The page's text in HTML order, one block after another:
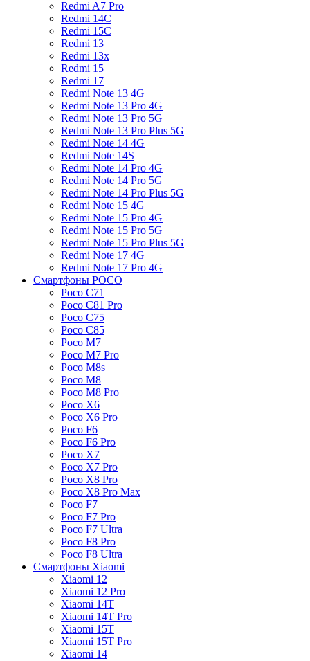
Redmi A7 Pro
Redmi 14C
Redmi 15C
Redmi 13
Redmi 13x
Redmi 15
Redmi 17
Redmi Note 13 4G
Redmi Note 13 Pro 4G
Redmi Note 13 Pro 5G
Redmi Note 13 Pro Plus 5G
Redmi Note 14 4G
Redmi Note 14S
Redmi Note 14 Pro 4G
Redmi Note 14 Pro 5G
Redmi Note 14 Pro Plus 5G
Redmi Note 15 4G
Redmi Note 15 Pro 4G
Redmi Note 15 Pro 5G
Redmi Note 15 Pro Plus 5G
Redmi Note 17 4G
Redmi Note 17 Pro 4G
Смартфоны POCO
Poco C71
Poco C81 Pro
Poco C75
Poco C85
Poco M7
Poco M7 Pro
Poco M8s
Poco M8
Poco M8 Pro
Poco X6
Poco X6 Pro
Poco F6
Poco F6 Pro
Poco X7
Poco X7 Pro
Poco X8 Pro
Poco X8 Pro Max
Poco F7
Poco F7 Pro
Poco F7 Ultra
Poco F8 Pro
Poco F8 Ultra
Смартфоны Xiaomi
Xiaomi 12
Xiaomi 12 Pro
Xiaomi 14T
Xiaomi 14T Pro
Xiaomi 15T
Xiaomi 15T Pro
Xiaomi 14